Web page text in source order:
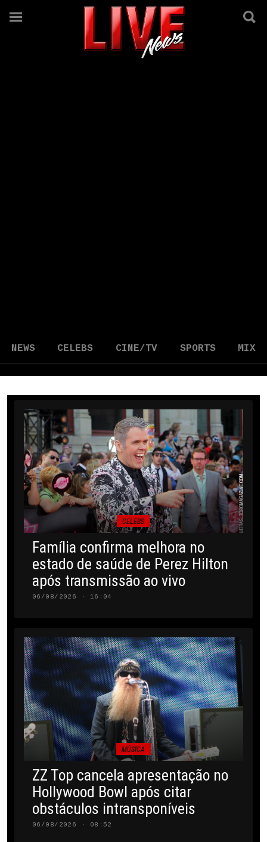
NEWS CELEBS CINE/TV SPORTS MIX
CELEBS
Família confirma melhora no
estado de saúde de Perez Hilton
após transmissão ao vivo
06/08/2026 · 16:04
MÚSICA
ZZ Top cancela apresentação no
Hollywood Bowl após citar
obstáculos intransponíveis
06/08/2026 · 08:52